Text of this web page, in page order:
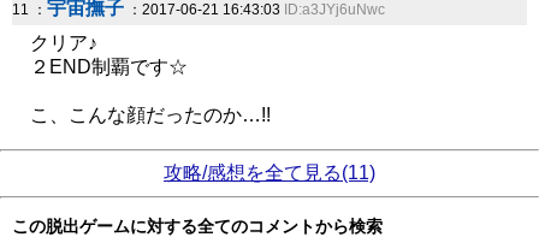
11 ： 宇宙撫子 ：2017-06-21 16:43:03 ID:a3JYj6uNwc
クリア♪
２END制覇です☆
こ、こんな顔だったのか…!!
攻略/感想を全て見る(11)
この脱出ゲームに対する全てのコメントから検索